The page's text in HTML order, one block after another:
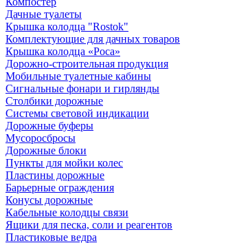
Дачные туалеты
Крышка колодца "Rostok"
Комплектующие для дачных товаров
Крышка колодца «Роса»
Дорожно-строительная продукция
Мобильные туалетные кабины
Сигнальные фонари и гирлянды
Столбики дорожные
Системы световой индикации
Дорожные буферы
Мусоросбросы
Дорожные блоки
Пункты для мойки колес
Пластины дорожные
Барьерные ограждения
Конусы дорожные
Кабельные колодцы связи
Ящики для песка, соли и реагентов
Пластиковые ведра